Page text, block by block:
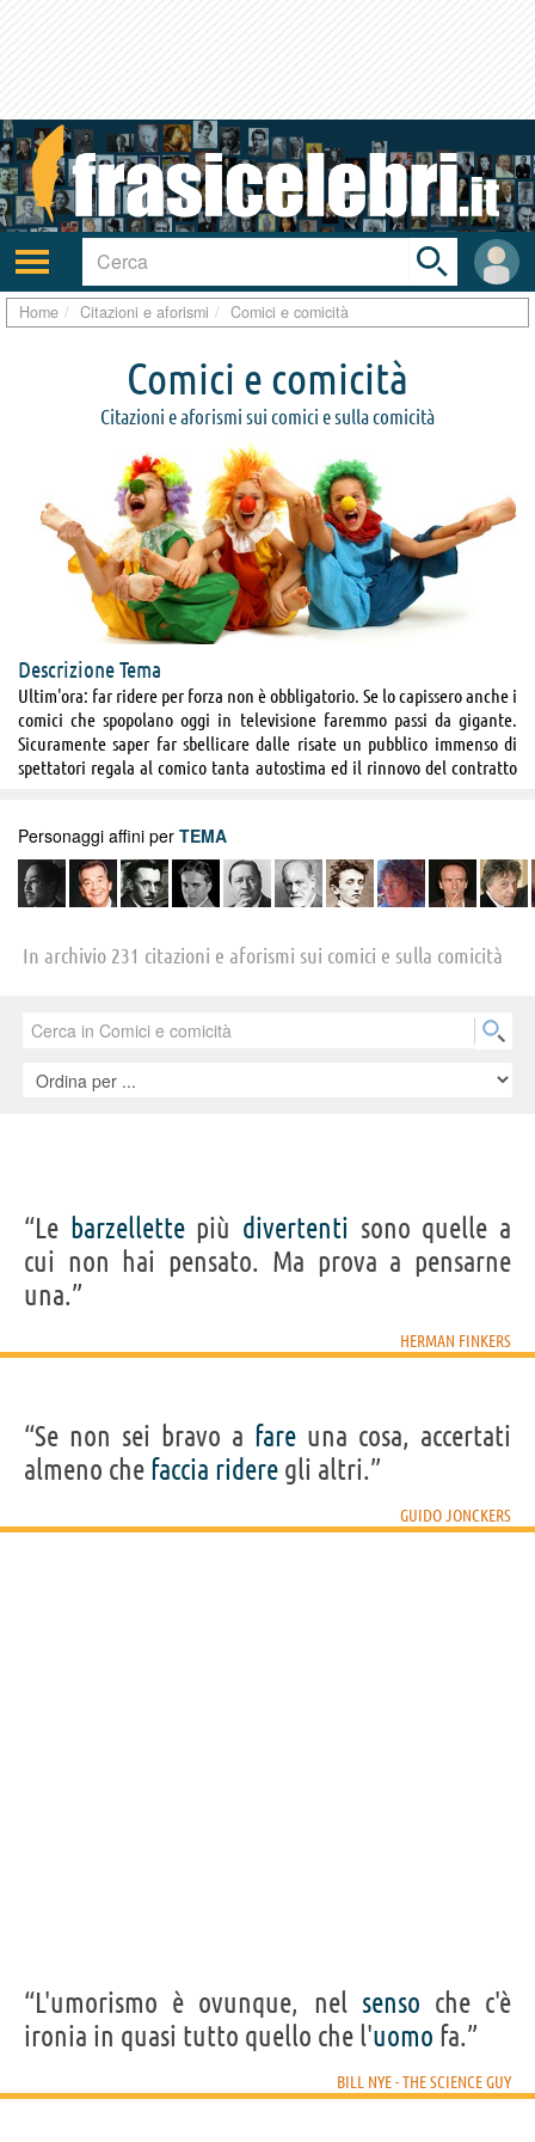
Attiva/disattiva
navigazione
User
area
Toggle
search
bar
Home Citazioni e aforismi Comici e comicità
Comici e comicità
Citazioni e aforismi sui comici e sulla comicità
Descrizione Tema
Ultim'ora: far ridere per forza non è obbligatorio. Se lo capissero anche i
comici che spopolano oggi in televisione faremmo passi da gigante.
Sicuramente saper far sbellicare dalle risate un pubblico immenso di
spettatori regala al comico tanta autostima ed il rinnovo del contratto
schermo come veicolo per le proprie battute, anzi diventa dozzinale e
scontata. Quando gli applausi diventano forzati e le risate isteriche, il
comico ha chiuso la sua carriera e l’Umorismo riapre i battenti per
selezionare tra le folte schiere di aspiranti intrattenitori quelli che
dello spettacolo. Uno su cento ce la fa, gli altri novantanove vengono
senza capo né coda e le loro freddure autoreferenziali. Questa comica
Personaggi affini per TEMA
In archivio 231 citazioni e aforismi sui comici e sulla comicità
“Le barzellettepiù divertenti sono quelle a
cui non hai pensato. Ma prova a pensarne
una.”
HERMAN FINKERS
“Se non sei bravo a fare una cosa, accertati
almeno che faccia ridere gli altri.”
GUIDO JONCKERS
“L'umorismo è ovunque, nel senso che c'è
ironia in quasi tutto quello che l'uomo fa.”
BILL NYE - THE SCIENCE GUY